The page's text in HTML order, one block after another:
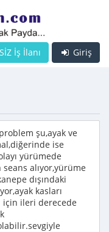
Giriş
İş İlanı
şu,ayak ve
ise
yürümede
alıyor,yürüme
dışındaki
kasları
için ileri derecede